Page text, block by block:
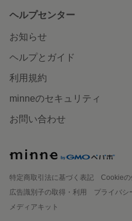
ヘルプセンター
お知らせ
ヘルプとガイド
利用規約
minneのセキュリティ
お問い合わせ
特定商取引法に基づく表記
Cookieの
広告識別子の取得・利用
プライバシ
メディアキット